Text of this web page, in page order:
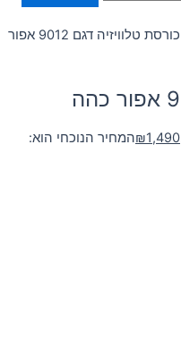
/ כורסת טלוויזיה דגם 9012 אפור
₪1,490
המחיר הנוכחי הוא: